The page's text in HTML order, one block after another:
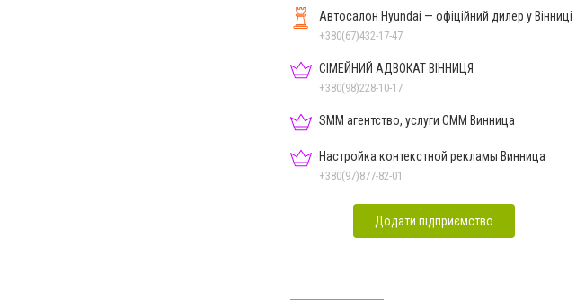
Автосалон Hyundai — офіційний дилер у Вінниці
+380(67)432-17-47
СІМЕЙНИЙ АДВОКАТ ВІННИЦЯ
+380(98)228-10-17
SMM агентство, услуги СММ Винница
Настройка контекстной рекламы Винница
+380(97)877-82-01
Додати підприємство